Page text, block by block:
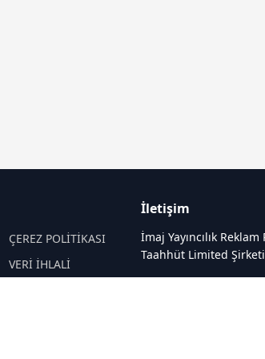
ÇEREZ POLİTİKASI
VERİ İHLALİ
İletişim
İmaj Yayıncılık
Taahhüt Limited Şirketi